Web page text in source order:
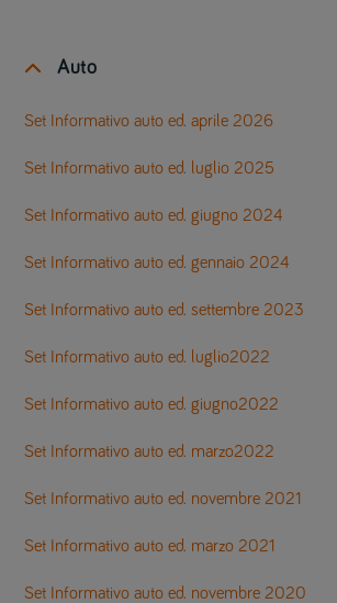
Auto
Set Informativo auto ed. aprile 2026
Set Informativo auto ed. luglio 2025
Set Informativo auto ed. giugno 2024
Set Informativo auto ed. gennaio 2024
Set Informativo auto ed. settembre 2023
Set Informativo auto ed. luglio2022
Set Informativo auto ed. giugno2022
Set Informativo auto ed. marzo2022
Set Informativo auto ed. novembre 2021
Set Informativo auto ed. marzo 2021
Set Informativo auto ed. novembre 2020